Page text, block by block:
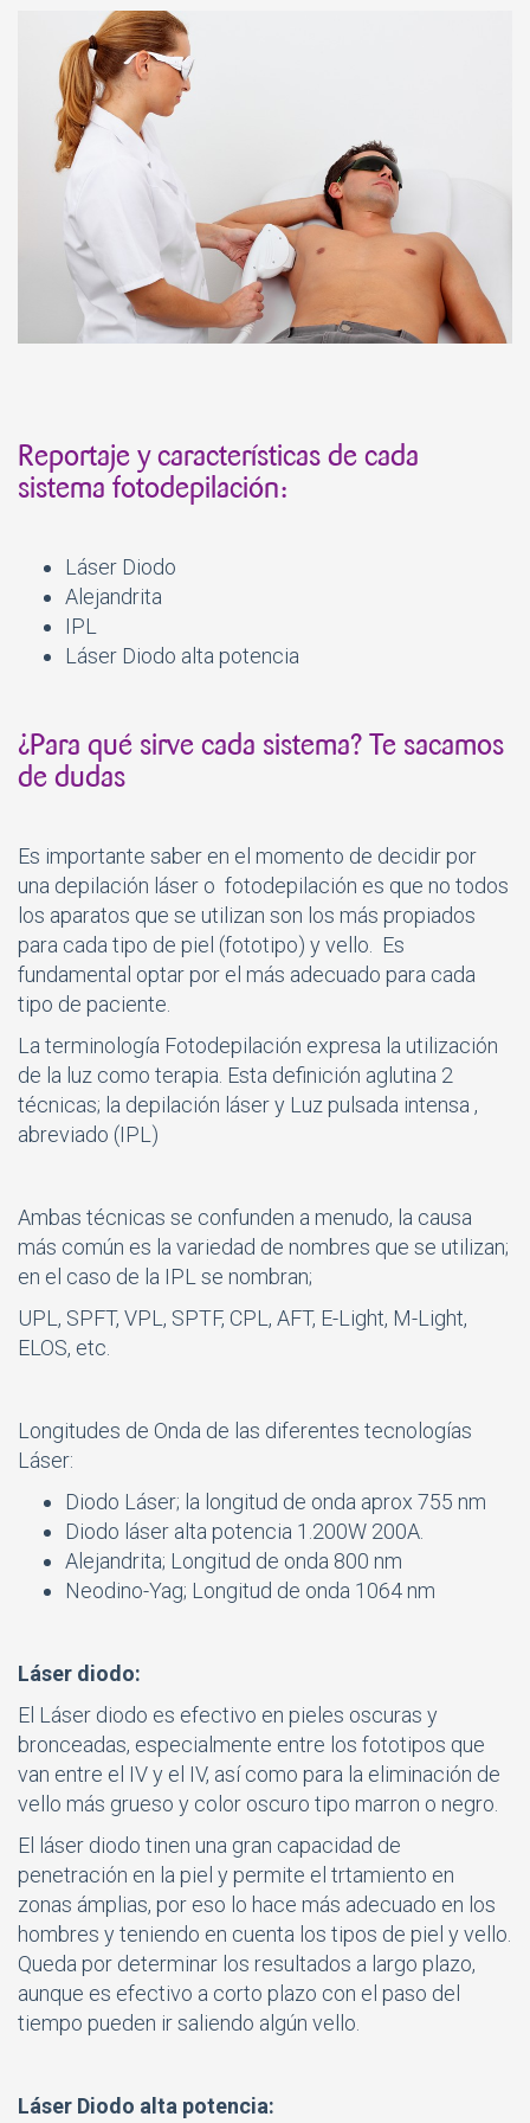
Reportaje y características de cada
sistema fotodepilación:
Láser Diodo
Alejandrita
IPL
Láser Diodo alta potencia
¿Para qué sirve cada sistema? Te sacamos
de dudas
Es importante saber en el momento de decidir por
una depilación láser o fotodepilación es que no todos
los aparatos que se utilizan son los más propiados
para cada tipo de piel (fototipo) y vello. Es
fundamental optar por el más adecuado para cada
tipo de paciente.
La terminología Fotodepilación expresa la utilización
de la luz como terapia. Esta definición aglutina 2
técnicas; la depilación láser y Luz pulsada intensa ,
abreviado (IPL)
Ambas técnicas se confunden a menudo, la causa
más común es la variedad de nombres que se utilizan;
en el caso de la IPL se nombran;
UPL, SPFT, VPL, SPTF, CPL, AFT, E-Light, M-Light,
ELOS, etc.
Longitudes de Onda de las diferentes tecnologías
Láser:
Diodo Láser; la longitud de onda aprox 755 nm
Diodo láser alta potencia 1.200W 200A.
Alejandrita; Longitud de onda 800 nm
Neodino-Yag; Longitud de onda 1064 nm
Láser diodo:
El Láser diodo es efectivo en pieles oscuras y
bronceadas, especialmente entre los fototipos que
van entre el IV y el IV, así como para la eliminación de
vello más grueso y color oscuro tipo marron o negro.
El láser diodo tinen una gran capacidad de
penetración en la piel y permite el trtamiento en
zonas ámplias, por eso lo hace más adecuado en los
hombres y teniendo en cuenta los tipos de piel y vello.
Queda por determinar los resultados a largo plazo,
aunque es efectivo a corto plazo con el paso del
tiempo pueden ir saliendo algún vello.
Láser Diodo alta potencia: